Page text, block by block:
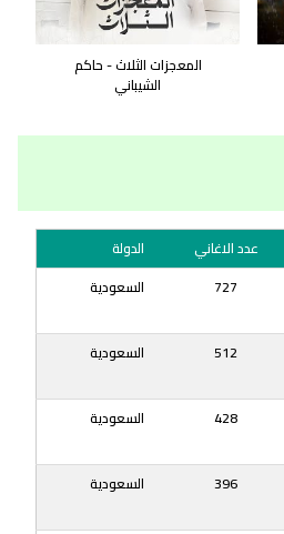
المعجزات الثلاث - حاكم
الشيباني
عدد الاغاني الدولة
727 السعودية
512 السعودية
428 السعودية
396 السعودية